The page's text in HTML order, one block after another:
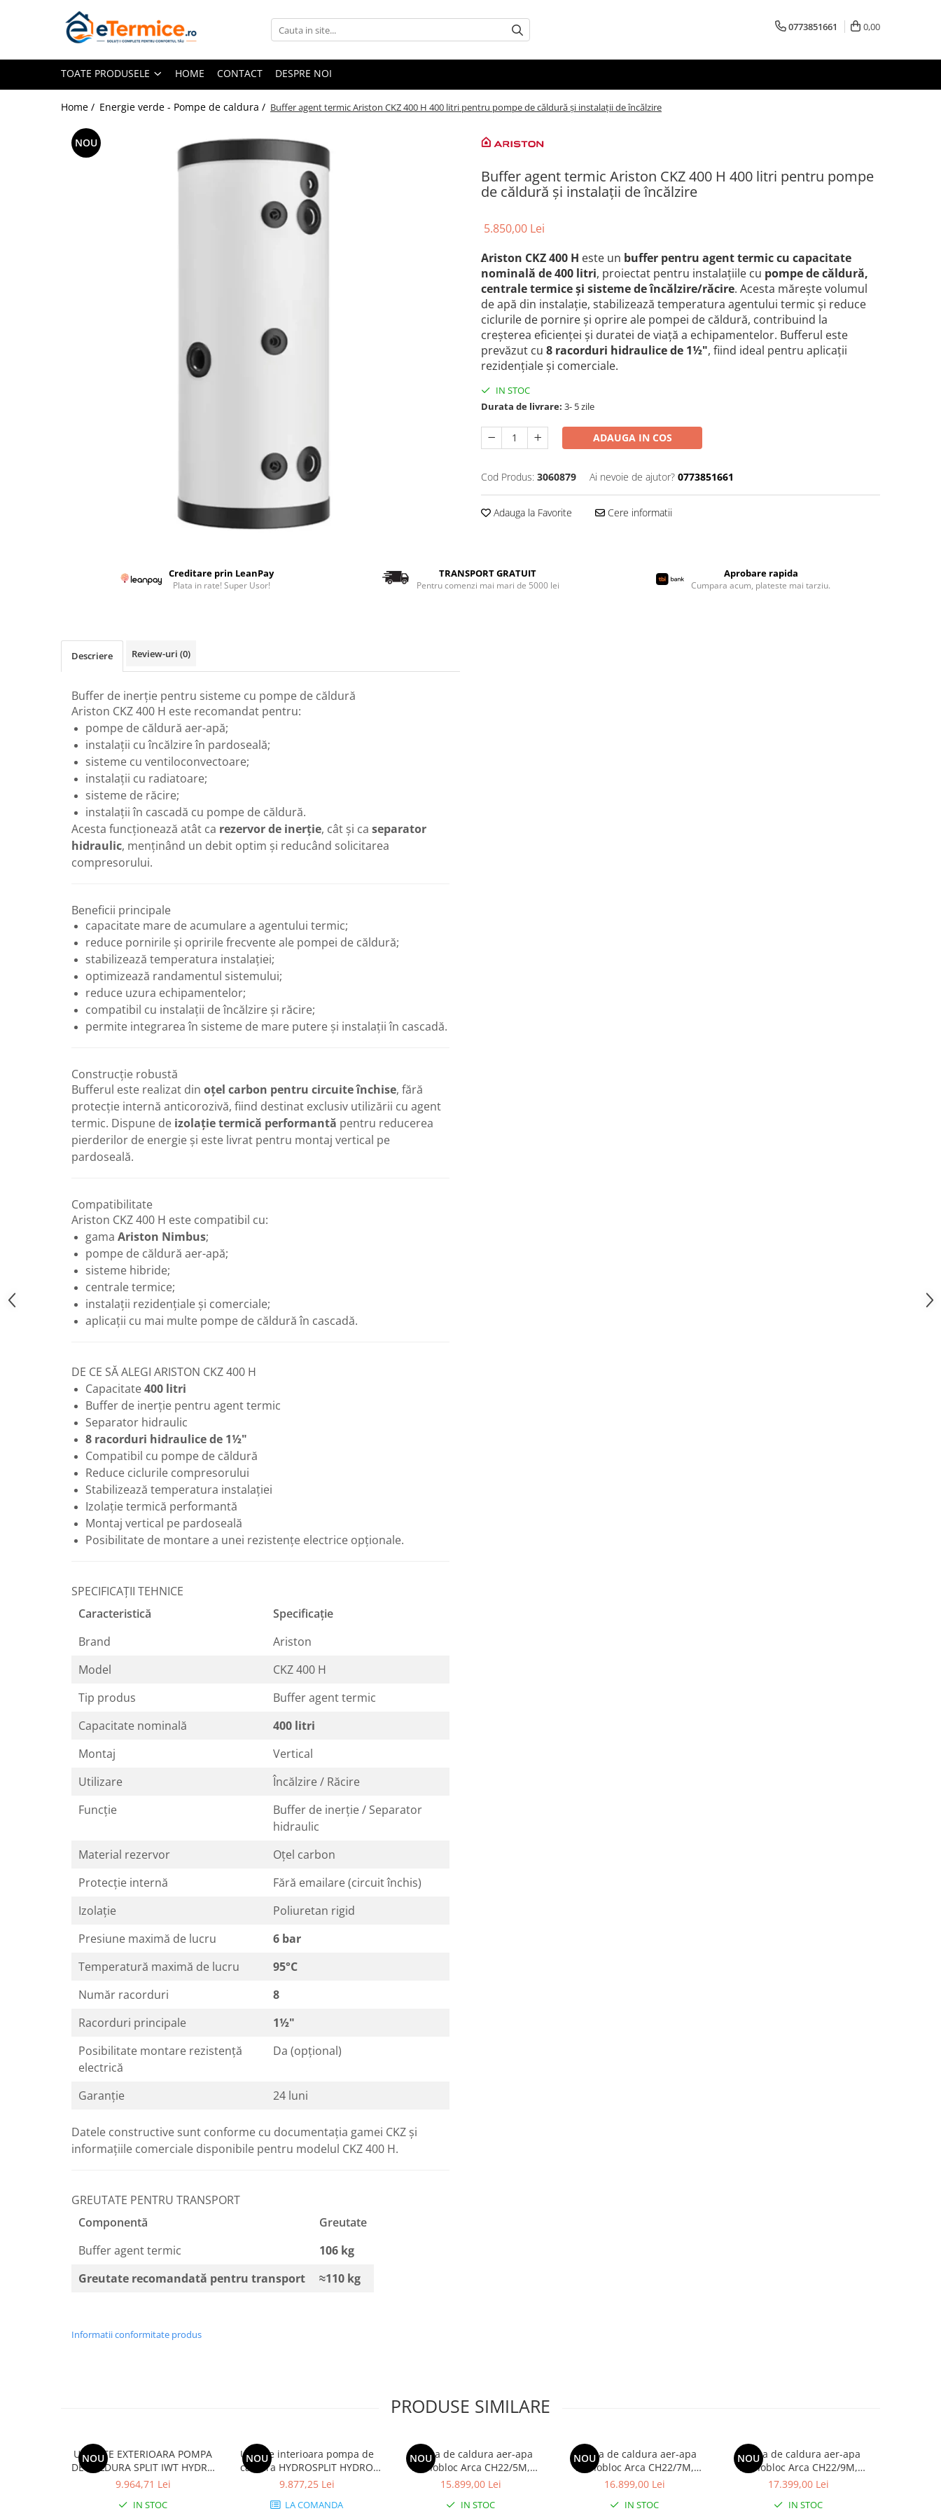
Toate Produsele
Climatizare
Ventiloconvector
Aparate aer conditionat multi-split
Aparate aer conditionat
Accesorii radiatoare
Boilere electrice
Boilere termoelectrice
Boilere indirecte cu serpentina
Boilere solare indirecte (cu
Boilere pentru pompe de caldura
Accesorii boilere
Fitinguri alama
Tevi si fitinguri fonta
Robineti de trecere pentru apa
Robineti coltari pentru apa
Robineti tip fluture
Pompe de circulatie
Pompe submersibile
Vase de expansiune
Vase de expansiune pentru
Vase de expansiune pentru
Vas de expansiune pentru hidrofor
Accesorii montaj vase de
Termostate de camera
Cleme de fixare si coliere
Accesorii de montaj
Substante intretinere instalatii
Accesorii instalatii termice
Distribuitoare
Baterii sanitare
Filtre apa potabila
0773851661 0,00
TOATE PRODUSELE HOME CONTACT DESPRE NOI
Home / Energie verde - Pompe de caldura / Buffer agent termic Ariston CKZ 400 H 400 litri pentru pompe de căldură și instalații de încălzire
Buffer agent termic Ariston CKZ 400 H 400 litri pentru pompe
de căldură și instalații de încălzire
NOU
5.850,00 Lei
Ariston CKZ 400 H este un buffer pentru agent termic cu capacitate
nominală de 400 litri, proiectat pentru instalațiile cu pompe de căldură,
centrale termice și sisteme de încălzire/răcire. Acesta mărește volumul
de apă din instalație, stabilizează temperatura agentului termic și reduce
ciclurile de pornire și oprire ale pompei de căldură, contribuind la
creșterea eficienței și duratei de viață a echipamentelor. Bufferul este
prevăzut cu 8 racorduri hidraulice de 1½", fiind ideal pentru aplicații
rezidențiale și comerciale.
IN STOC
Durata de livrare: 3- 5 zile
ADAUGA IN COS
Cod Produs: 3060879 Ai nevoie de ajutor? 0773851661
Adauga la Favorite Cere informatii
Creditare prin LeanPay
Plata in rate! Super Usor!
TRANSPORT GRATUIT
Pentru comenzi mai mari de 5000 lei
Aprobare rapida
Cumpara acum, plateste mai tarziu.
Descriere Review-uri (0)
Buffer de inerție pentru sisteme cu pompe de căldură
Ariston CKZ 400 H este recomandat pentru:
pompe de căldură aer-apă;
instalații cu încălzire în pardoseală;
sisteme cu ventiloconvectoare;
instalații cu radiatoare;
sisteme de răcire;
instalații în cascadă cu pompe de căldură.
Acesta funcționează atât ca rezervor de inerție, cât și ca separator
hidraulic, menținând un debit optim și reducând solicitarea
compresorului.
Beneficii principale
capacitate mare de acumulare a agentului termic;
reduce pornirile și opririle frecvente ale pompei de căldură;
stabilizează temperatura instalației;
optimizează randamentul sistemului;
reduce uzura echipamentelor;
compatibil cu instalații de încălzire și răcire;
permite integrarea în sisteme de mare putere și instalații în cascadă.
Construcție robustă
Bufferul este realizat din oțel carbon pentru circuite închise, fără
protecție internă anticorozivă, fiind destinat exclusiv utilizării cu agent
termic. Dispune de izolație termică performantă pentru reducerea
pierderilor de energie și este livrat pentru montaj vertical pe
pardoseală.
Compatibilitate
Ariston CKZ 400 H este compatibil cu:
gama Ariston Nimbus;
pompe de căldură aer-apă;
sisteme hibride;
centrale termice;
instalații rezidențiale și comerciale;
aplicații cu mai multe pompe de căldură în cascadă.
DE CE SĂ ALEGI ARISTON CKZ 400 H
Capacitate400 litri
Buffer de inerție pentru agent termic
Separator hidraulic
8 racorduri hidraulice de 1½"
Compatibil cu pompe de căldură
Reduce ciclurile compresorului
Stabilizează temperatura instalației
Izolație termică performantă
Montaj vertical pe pardoseală
Posibilitate de montare a unei rezistențe electrice opționale.
SPECIFICAȚII TEHNICE
Caracteristică
Specificație
Brand
Ariston
Model
CKZ 400 H
Tip produs
Buffer agent termic
Capacitate nominală
400 litri
Montaj
Vertical
Utilizare
Încălzire / Răcire
Funcție
Buffer de inerție / Separator
hidraulic
Material rezervor
Oțel carbon
Protecție internă
Fără emailare (circuit închis)
Izolație
Poliuretan rigid
Presiune maximă de lucru
6 bar
Temperatură maximă de lucru
95°C
Număr racorduri
8
Racorduri principale
1½"
Posibilitate montare rezistență
electrică
Da (opțional)
Garanție 24 luni
Datele constructive sunt conforme cu documentația gamei CKZ și
informațiile comerciale disponibile pentru modelul CKZ 400 H.
GREUTATE PENTRU TRANSPORT
Componentă
Greutate
Buffer agent termic
106 kg
Greutate recomandată pentru transport
≈110 kg
Informatii conformitate produs
PRODUSE SIMILARE
NOU
UNITATE EXTERIOARA POMPA
DE CALDURA SPLIT IWT HYDRO
BOX R32 MONOFAZIC ODU
9.964,71 Lei
IN STOC
NOU
Unitate interioara pompa de
caldura HYDROSPLIT HYDRO
BOX R32 TRIFAZIC IDU HN1600
9.877,25 Lei
LA COMANDA
NOU
Pompa de caldura aer-apa
monobloc Arca CH22/5M,
monofazata, clasa energetica
15.899,00 Lei
IN STOC
NOU
Pompa de caldura aer-apa
monobloc Arca CH22/7M,
monofazata, clasa energetica
16.899,00 Lei
IN STOC
NOU
Pompa de caldura aer-apa
monobloc Arca CH22/9M,
monofazata, clasa energetica
17.399,00 Lei
IN STOC